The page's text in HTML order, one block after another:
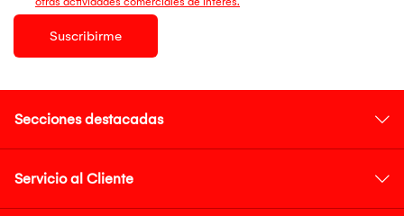
Suscribirme
Secciones destacadas
Servicio al Cliente